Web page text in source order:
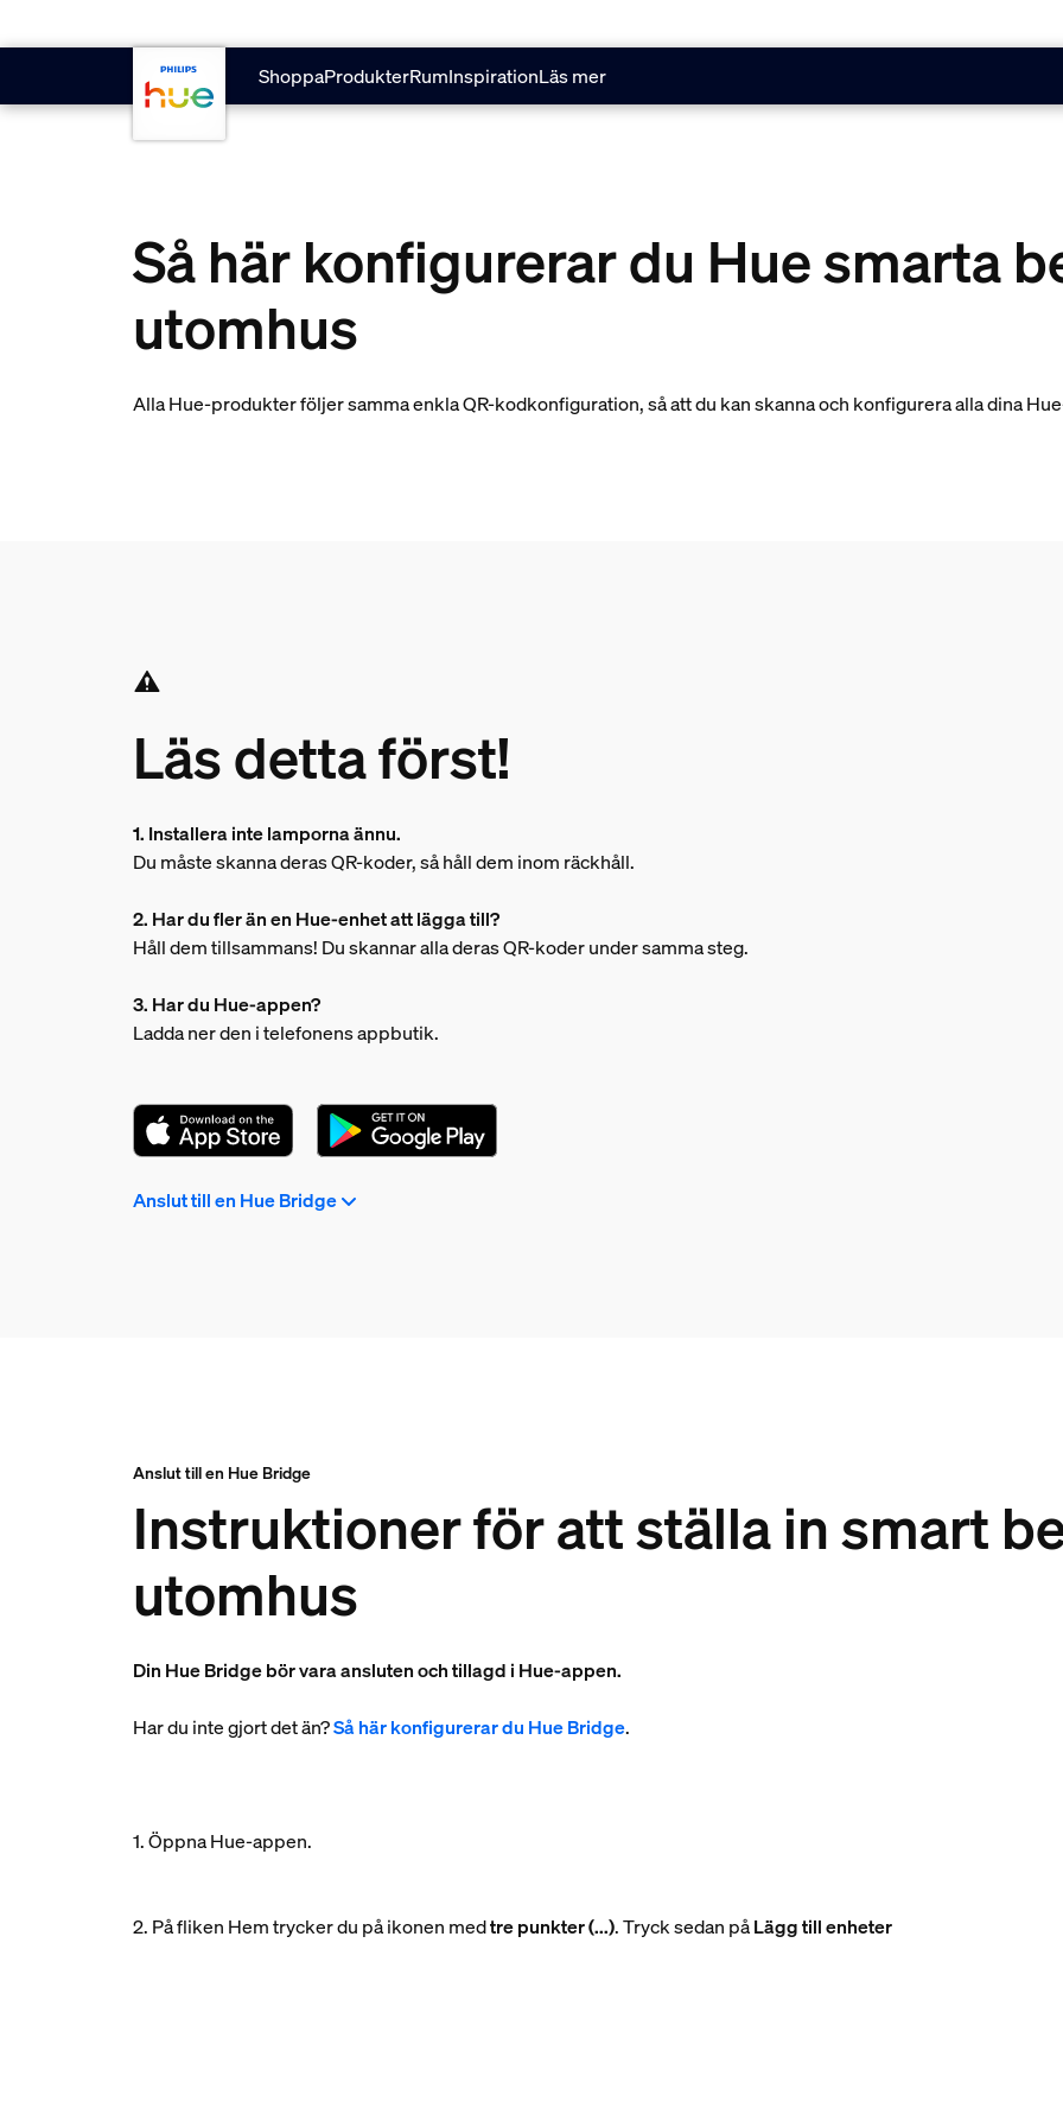
ShoppaProdukterRumInspirationLäs mer
Så här konfigurerar du Hue smarta
utomhus
Alla Hue-produkter följer samma enkla QR-kodkonfiguration, så att du kan skanna och konfigurera alla dina
Läs detta först!
1. Installera inte lamporna ännu.
Du måste skanna deras QR-koder, så håll dem inom räckhåll.
2. Har du fler än en Hue-enhet att lägga till?
Håll dem tillsammans! Du skannar alla deras QR-koder under samma steg.
3. Har du Hue-appen?
Ladda ner den i telefonens appbutik.
Anslut till en Hue Bridge
Anslut till en Hue Bridge
Instruktioner för att ställa in smart
utomhus
Din Hue Bridge bör vara ansluten och tillagd i Hue-appen.
Har du inte gjort det än?Så här konfigurerar du Hue Bridge.
1. Öppna Hue-appen.
2. På fliken Hem trycker du på ikonen medtre punkter (...). Tryck sedan påLägg till enheter